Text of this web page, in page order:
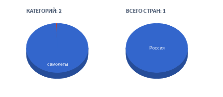
КАТЕГОРИЙ: 2
самолёты
ВСЕГО СТРАН: 1
Россия